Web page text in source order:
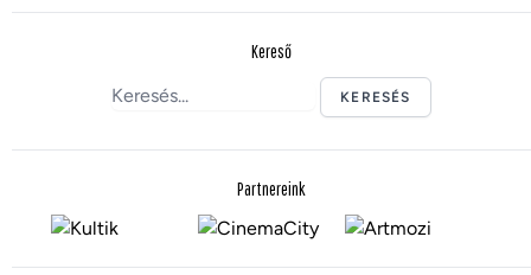
Kereső
KERESÉS
Partnereink